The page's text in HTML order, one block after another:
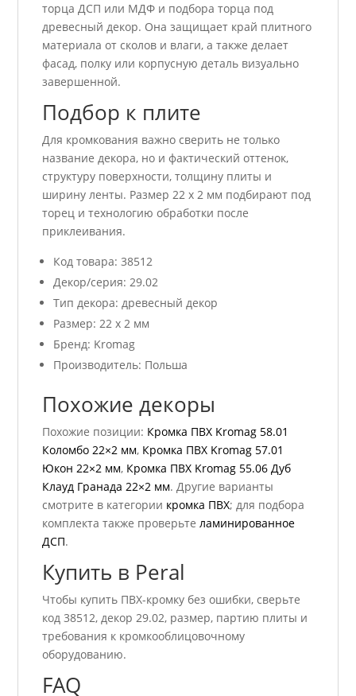
торца ДСП или МДФ и подбора торца под
древесный декор. Она защищает край плитного
материала от сколов и влаги, а также делает
фасад, полку или корпусную деталь визуально
завершенной.
Подбор к плите
Для кромкования важно сверить не только
название декора, но и фактический оттенок,
структуру поверхности, толщину плиты и
ширину ленты. Размер 22 x 2 мм подбирают под
торец и технологию обработки после
приклеивания.
Код товара: 38512
Декор/серия: 29.02
Тип декора: древесный декор
Размер: 22 x 2 мм
Бренд: Kromag
Производитель: Польша
Похожие декоры
Похожие позиции: Кромка ПВХ Kromag 58.01
Коломбо 22×2 мм, Кромка ПВХ Kromag 57.01
Юкон 22×2 мм, Кромка ПВХ Kromag 55.06 Дуб
Клауд Гранада 22×2 мм. Другие варианты
смотрите в категории кромка ПВХ; для подбора
комплекта также проверьтеламинированное
ДСП.
Купить в Peral
Чтобы купить ПВХ-кромку без ошибки, сверьте
код 38512, декор 29.02, размер, партию плиты и
требования к кромкооблицовочному
оборудованию.
FAQ